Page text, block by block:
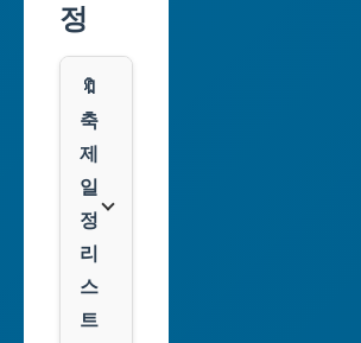
역
주
광
역
시
대
전
레
쿠
팡
클
룩
정
🔖
축
제
일
정
리
스
트